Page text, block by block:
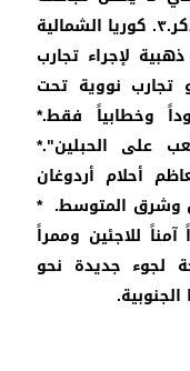
في الشرق الأوسط.* الخسارة .. لا تذكر.٣. كوريا الشمالية
لإجراء تجارب
تجارب نووية تحت
وخطابياً فقط.*
"اللعب على الحبلين".*
أحلام أردوغان
وشرق المتوسط. *
للاجئين وممراً
لجوء جديدة نحو